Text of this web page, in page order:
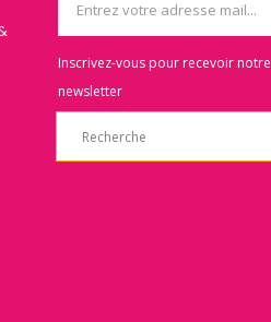
Inscrivez-vous pour recevoir notre
newsletter